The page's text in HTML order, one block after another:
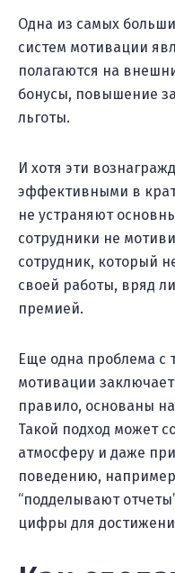
Одна из самых
систем мотивации
полагаются на
бонусы, повышение
льготы.
И хотя эти
эффективными в
не устраняют
сотрудники не
сотрудник, который
своей работы, вряд
премией.
Еще одна проблема с
мотивации
правило, основаны на
Такой подход может
атмосферу и даже
поведению,
“подделывают
цифры для